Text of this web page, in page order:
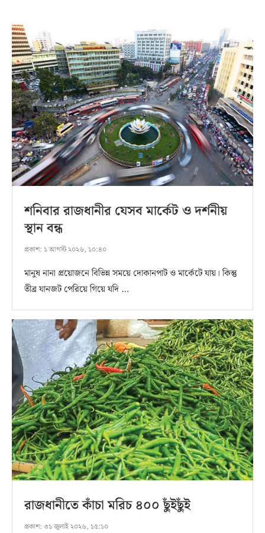
শনিবার রাজধানীর যেসব মার্কেট ও দর্শনীয়
স্থান বন্ধ
প্রকাশ: ১ আগস্ট ২০২৬, ১০:৪০
মানুষ নানা প্রয়োজনে বিভিন্ন সময়ে দোকানপাট ও মার্কেটে যায়। কিন্তু
তীব্র যানজট পেরিয়ে গিয়ে যদি …
রাজধানীতে কাঁচা মরিচ ৪০০ ছুঁইছুঁই
প্রকাশ: ৩১ জুলাই ২০২৬, ১৫:১০